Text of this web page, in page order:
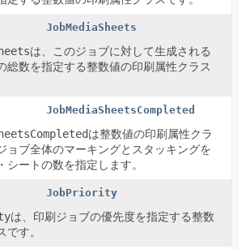
JobMediaSheets
は、このジョブに対して生成される
総数を指定する整数値の印刷属性クラス
JobMediaSheetsCompleted
は整数値の印刷属性クラ
ョブ全体のマーキングとスタッキングを
シートの数を指定します。
JobPriority
は、印刷ジョブの優先度を指定する整数
す。